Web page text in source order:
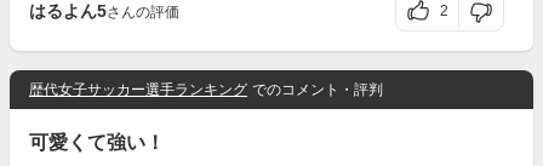
はるよん5さんの評価 2
歴代女子サッカー選手ランキング でのコメント・評判
可愛くて強い！